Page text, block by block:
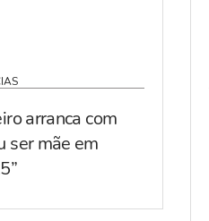
arranca com
ser mãe em